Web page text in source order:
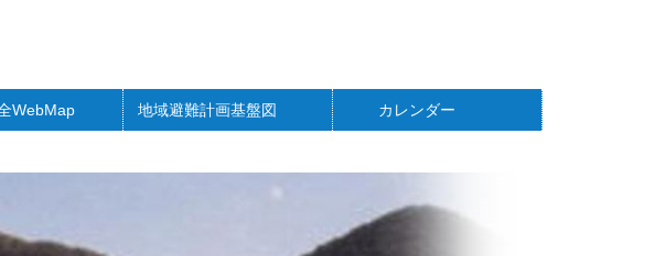
WebMap 地域避難計画基盤図 カレンダー